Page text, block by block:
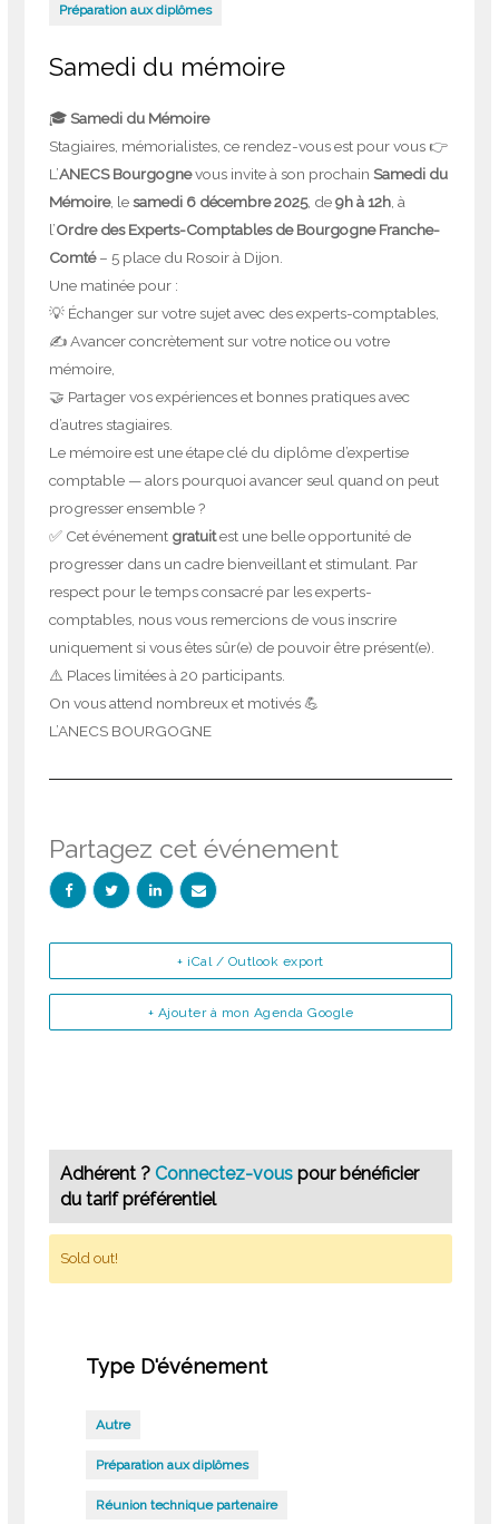
Préparation aux diplômes
Samedi du mémoire
🎓Samedi du Mémoire
Stagiaires, mémorialistes, ce rendez-vous est pour vous 👉
L’ANECS Bourgognevous invite à son prochainSamedi du
Mémoire, lesamedi 6 décembre 2025, de9h à 12h , à
l’Ordre des Experts-Comptables de Bourgogne Franche-
Comté– 5 place du Rosoir à Dijon.
Une matinée pour :
💡 Échanger sur votre sujet avec des experts-comptables,
✍️ Avancer concrètement sur votre notice ou votre
mémoire,
🤝 Partager vos expériences et bonnes pratiques avec
d’autres stagiaires.
Le mémoire est une étape clé du diplôme d’expertise
comptable — alors pourquoi avancer seul quand on peut
progresser ensemble ?
✅ Cet événement gratuitest une belle opportunité de
progresser dans un cadre bienveillant et stimulant. Par
respect pour le temps consacré par les experts-
comptables, nous vous remercions de vous inscrire
uniquement si vous êtes sûr(e) de pouvoir être présent(e).
⚠️ Places limitées à 20 participants.
On vous attend nombreux et motivés 💪
L’ANECS BOURGOGNE
Partagez cet événement
+ Ajouter à mon Agenda Google
+ iCal / Outlook export
Adhérent ?Connectez-vouspour bénéficier
du tarif préférentiel
Sold out!
Type D'événement
Autre
Préparation aux diplômes
Réunion technique partenaire